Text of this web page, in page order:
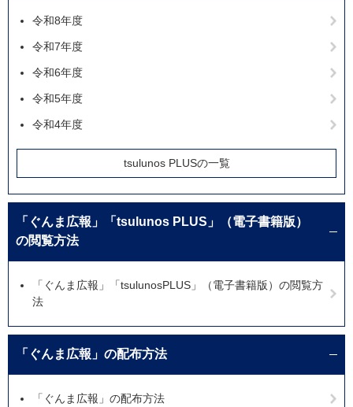
令和8年度
令和7年度
令和6年度
令和5年度
令和4年度
tsulunos PLUSの一覧
「ぐんま広報」「tsulunos PLUS」（電子書籍版）
の閲覧方法
「ぐんま広報」「tsulunosPLUS」（電子書籍版）の閲覧方
法
「ぐんま広報」の配布方法
「ぐんま広報」の配布方法